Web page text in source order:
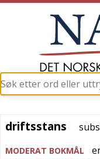
driftsstans
driftsstans
MODERAT BOKMÅL